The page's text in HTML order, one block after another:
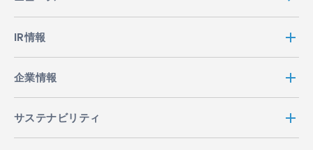
IR情報
企業情報
サステナビリティ